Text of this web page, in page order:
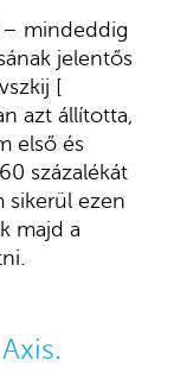
– mindeddig
jelentős
[
azt állította,
első és
százalékát
sikerül ezen
majd a